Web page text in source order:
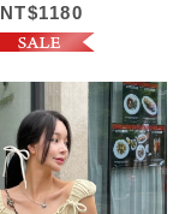
NT$1180